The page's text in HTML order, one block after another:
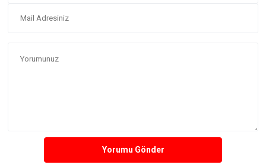
Yorumu Gönder